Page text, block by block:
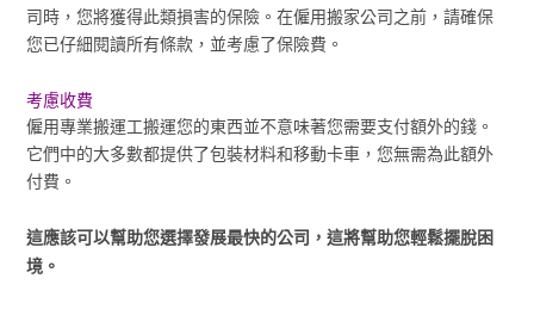
司時，您將獲得此類損害的保險。在僱用搬家公司之前，請確保
您已仔細閱讀所有條款，並考慮了保險費。
考慮收費
僱用專業搬運工搬運您的東西並不意味著您需要支付額外的錢。
它們中的大多數都提供了包裝材料和移動卡車，您無需為此額外
付費。
這應該可以幫助您選擇發展最快的公司，這將幫助您輕鬆擺脫困
境。